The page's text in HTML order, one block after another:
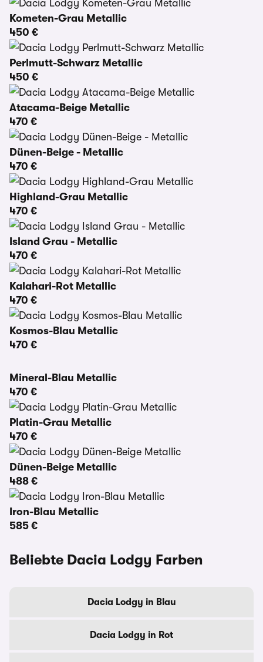
Kometen-Grau Metallic
450 €
Perlmutt-Schwarz Metallic
450 €
Atacama-Beige Metallic
470 €
Dünen-Beige - Metallic
470 €
Highland-Grau Metallic
470 €
Island Grau - Metallic
470 €
Kalahari-Rot Metallic
470 €
Kosmos-Blau Metallic
470 €
Mineral-Blau Metallic
470 €
Platin-Grau Metallic
470 €
Dünen-Beige Metallic
488 €
Iron-Blau Metallic
585 €
Beliebte Dacia Lodgy Farben
Dacia Lodgy in Blau
Dacia Lodgy in Rot